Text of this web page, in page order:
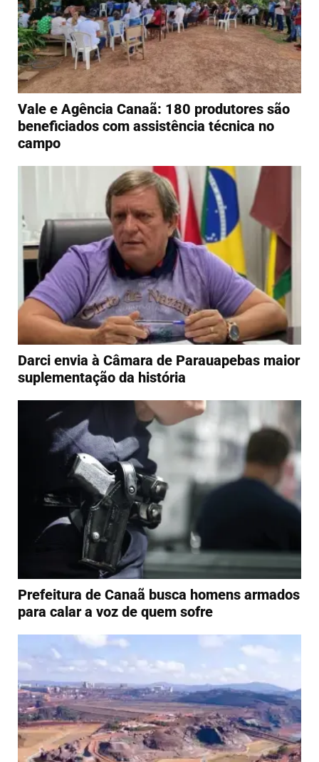
Vale e Agência Canaã: 180 produtores são
beneficiados com assistência técnica no
campo
Darci envia à Câmara de Parauapebas maior
suplementação da história
Prefeitura de Canaã busca homens armados
para calar a voz de quem sofre